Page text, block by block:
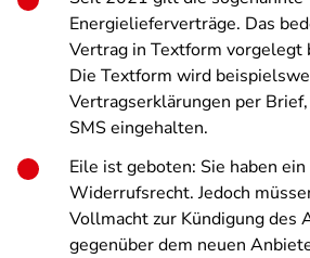
Energielieferverträge. Das
Vertrag in Textform vorgelegt
Die Textform wird
Vertragserklärungen per
SMS eingehalten.
Eile ist geboten: Sie haben
Widerrufsrecht. Jedoch
Vollmacht zur Kündigung des
gegenüber dem neuen